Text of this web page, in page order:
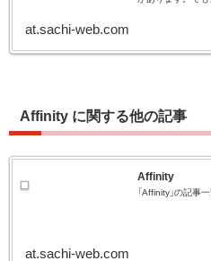
at.sachi-web.com
Affinity に関する他の記事
Affinity
「Affinity」の記事
at.sachi-web.com